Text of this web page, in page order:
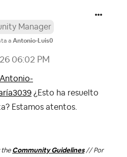
Manager
a Antonio-Luis0
06:02 PM
¿Esto ha resuelto
Estamos atentos.
the Community Guidelines// Por